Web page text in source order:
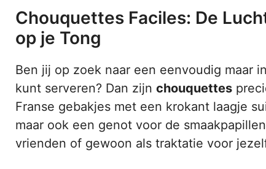
Chouquettes Faciles: De
op je Tong
Ben jij op zoek naar een eenvoudig maar
kunt serveren? Dan zijn chouquettes
Franse gebakjes met een krokant laagje
maar ook een genot voor de
vrienden of gewoon als traktatie voor